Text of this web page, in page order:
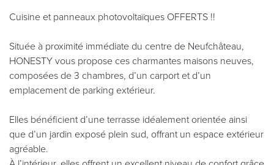
Cuisine et panneaux photovoltaïques OFFERTS !!
Située à proximité immédiate du centre de Neufchâteau,
HONESTY vous propose ces charmantes maisons neuves,
composées de 3 chambres, d’un carport et d’un
emplacement de parking extérieur.
Elles bénéficient d’une terrasse idéalement orientée ainsi
que d’un jardin exposé plein sud, offrant un espace extérieur
agréable.